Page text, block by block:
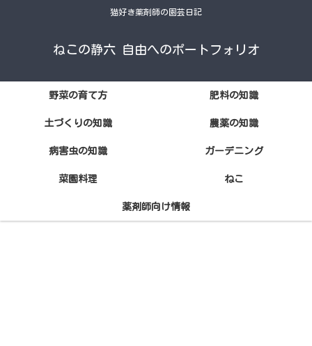
猫好き薬剤師の園芸日記
ねこの静六 自由へのポートフォリオ
野菜の育て方 肥料の知識
土づくりの知識 農薬の知識
病害虫の知識 ガーデニング
菜園料理 ねこ
薬剤師向け情報